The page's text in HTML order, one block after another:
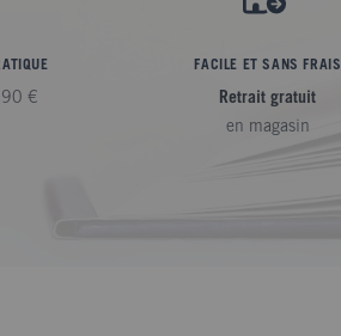
€
FACILE ET SANS FRAIS
Retrait gratuit
en magasin